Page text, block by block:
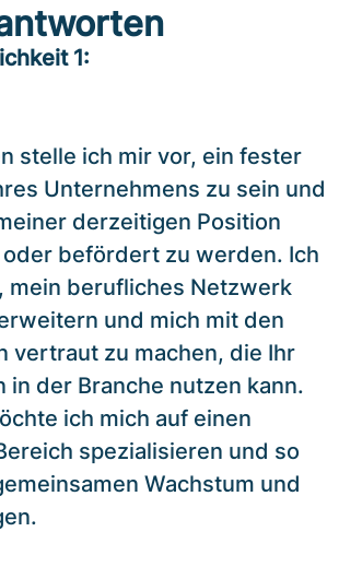
1:
stelle ich mir vor, ein fester
Unternehmens zu sein und
derzeitigen Position
befördert zu werden. Ich
mein berufliches Netzwerk
und mich mit den
vertraut zu machen, die Ihr
in der Branche nutzen kann.
ich mich auf einen
spezialisieren und so
Wachstum und